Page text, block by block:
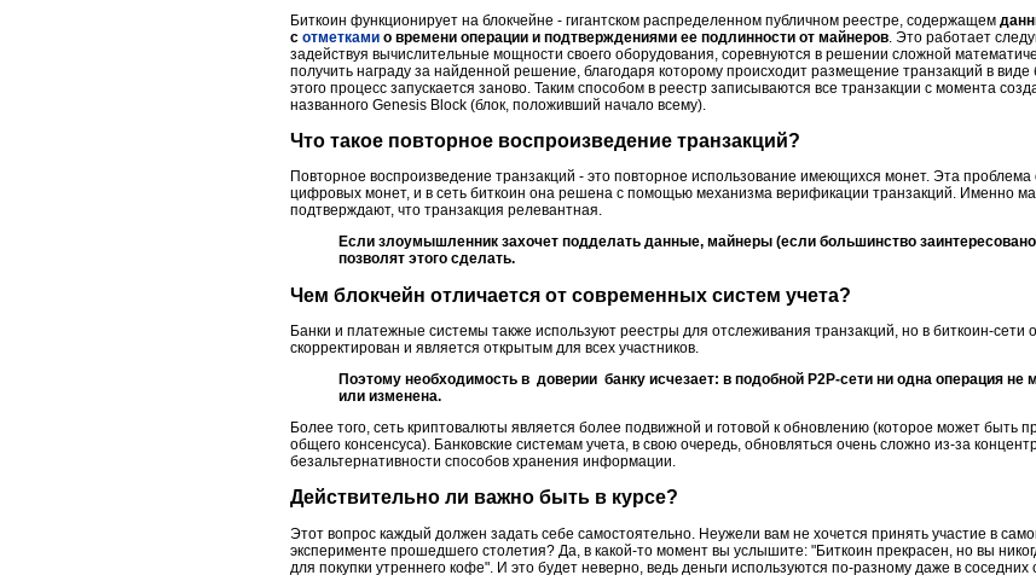
Биткоин функционирует на блокчейне - гигантском распределенном публичном реестре, содержащем
с отметками о времени операции и подтверждениями ее подлинности от майнеров. Это работает
задействуя вычислительные мощности своего оборудования, соревнуются в решении сложной
получить награду за найденной решение, благодаря которому происходит размещение транзакций в виде
этого процесс запускается заново. Таким способом в реестр записываются все транзакции с момента
названного Genesis Block (блок, положивший начало всему).
Что такое повторное воспроизведение транзакций?
Повторное воспроизведение транзакций - это повторное использование имеющихся монет. Эта
цифровых монет, и в сеть биткоин она решена с помощью механизма верификации транзакций. Именно
подтверждают, что транзакция релевантная.
Если злоумышленник захочет подделать данные, майнеры (если большинство
позволят этого сделать.
Чем блокчейн отличается от современных систем учета?
Банки и платежные системы также используют реестры для отслеживания транзакций, но в биткоин-сети
скорректирован и является открытым для всех участников.
Поэтому необходимость в доверии банку исчезает: в подобной P2P-сети ни одна операция не
или изменена.
Более того, сеть криптовалюты является более подвижной и готовой к обновлению (которое может быть
общего консенсуса). Банковские системам учета, в свою очередь, обновляться очень сложно из-за
безальтернативности способов хранения информации.
Действительно ли важно быть в курсе?
Этот вопрос каждый должен задать себе самостоятельно. Неужели вам не хочется принять участие в
эксперименте прошедшего столетия? Да, в какой-то момент вы услышите: "Биткоин прекрасен, но вы
для покупки утреннего кофе". И это будет неверно, ведь деньги используются по-разному даже в соседних